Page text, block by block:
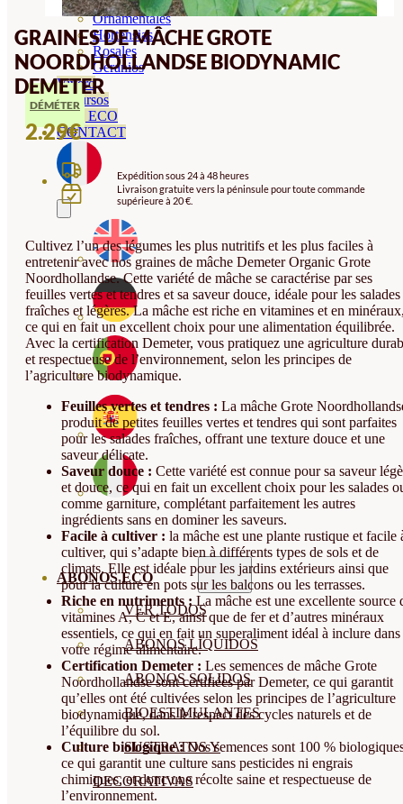
Ornamentales
Hortensias
Rosales
Geranios
Vivero
Recursos
Blog ECO
CONTACT
ABONOS ECO
VER TODOS
ABONOS LÍQUIDOS
ABONOS SOLIDOS
BIOESTIMULANTES
SUSTRATOS Y
DECORATIVAS
GRAINES DE MÂCHE GROTE
NOORDHOLLANDSE BIODYNAMIC
DEMETER
DÉMÉTER
2.29€
Expédition sous 24 à 48 heures
Livraison gratuite vers la péninsule pour toute commande
supérieure à 20 €.
Cultivez l’un des légumes les plus nutritifs et les plus faciles à
entretenir avec nos graines de mâche Demeter Organic Grote
Noordhollandse. Cette variété de mâche se caractérise par ses
feuilles vertes et tendres et sa saveur douce, idéale pour les salades
fraîches et légères. La mâche est riche en vitamines et en
ce qui en fait un excellent choix pour une alimentation équilibrée.
Avec la certification Demeter, vous pratiquez une agriculture
et respectueuse de l’environnement, selon les principes de
l’agriculture biodynamique.
Feuilles vertes et tendres : La mâche Grote
produit de petites feuilles vertes et tendres qui sont parfaites
pour les salades fraîches, offrant une texture douce et une
saveur délicate.
Saveur douce : Cette variété est connue pour sa saveur
et douce, ce qui en fait un excellent choix pour les salades
comme garniture, complétant parfaitement les autres
ingrédients sans en dominer les saveurs.
Facile à cultiver : la mâche est une plante rustique et facile
cultiver, qui s’adapte bien à différents types de sols et de
climats. Elle est idéale pour les jardins extérieurs ainsi que
pour la culture en pots sur les balcons ou les terrasses.
Riche en nutriments : La mâche est une excellente source
vitamines A, C et E, ainsi que de fer et d’autres minéraux
essentiels, ce qui en fait un superaliment idéal à inclure dans
votre régime alimentaire.
Certification Demeter : Les semences de mâche Grote
Noordhollandse sont certifiées par Demeter, ce qui garantit
qu’elles ont été cultivées selon les principes de l’agriculture
biodynamique, dans le respect des cycles naturels et de
l’équilibre du sol.
Culture biologique :Nos semences sont 100 %
ce qui garantit une culture sans pesticides ni engrais
chimiques, et donc une récolte saine et respectueuse de
l’environnement.